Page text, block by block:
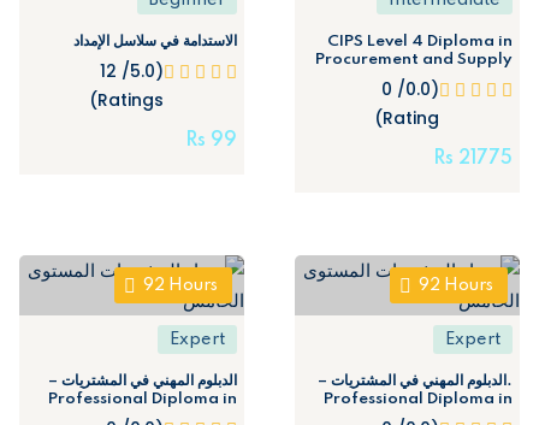
CIPS Level 4 Diploma in
Procurement and Supply
(0.0/ 0
Rating)
21775
Rs
الاستدامة في سلاسل الإمداد
(5.0/ 12
Ratings)
99
Rs
92 Hours
Expert
.الدبلوم المهني في المشتريات –
Professional Diploma in
Purchasing (Level 5)
92 Hours
Expert
الدبلوم المهني في المشتريات –
Professional Diploma in
Purchasing (Level 5)